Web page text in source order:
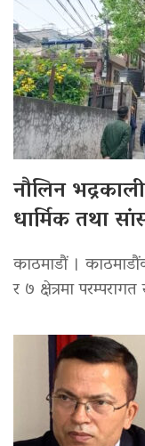
नौलिन
धार्मिक तथा
काठमाडौं ।
र ७ क्षेत्रमा